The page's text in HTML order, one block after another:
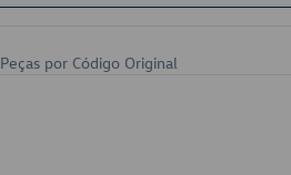
Peças por Código Original